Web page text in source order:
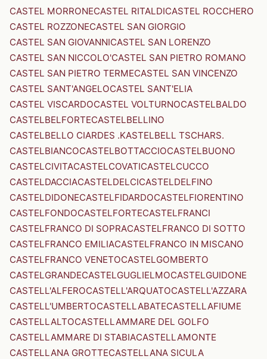
CASTEL MORRONECASTEL RITALDICASTEL ROCCHERO
CASTEL ROZZONECASTEL SAN GIORGIO
CASTEL SAN GIOVANNICASTEL SAN LORENZO
CASTEL SAN NICCOLO'CASTEL SAN PIETRO ROMANO
CASTEL SAN PIETRO TERMECASTEL SAN VINCENZO
CASTEL SANT'ANGELOCASTEL SANT'ELIA
CASTEL VISCARDOCASTEL VOLTURNOCASTELBALDO
CASTELBELFORTECASTELBELLINO
CASTELBELLO CIARDES .KASTELBELL TSCHARS.
CASTELBIANCOCASTELBOTTACCIOCASTELBUONO
CASTELCIVITACASTELCOVATICASTELCUCCO
CASTELDACCIACASTELDELCICASTELDELFINO
CASTELDIDONECASTELFIDARDOCASTELFIORENTINO
CASTELFONDOCASTELFORTECASTELFRANCI
CASTELFRANCO DI SOPRACASTELFRANCO DI SOTTO
CASTELFRANCO EMILIACASTELFRANCO IN MISCANO
CASTELFRANCO VENETOCASTELGOMBERTO
CASTELGRANDECASTELGUGLIELMOCASTELGUIDONE
CASTELL'ALFEROCASTELL'ARQUATOCASTELL'AZZARA
CASTELL'UMBERTOCASTELLABATECASTELLAFIUME
CASTELLALTOCASTELLAMMARE DEL GOLFO
CASTELLAMMARE DI STABIACASTELLAMONTE
CASTELLANA GROTTECASTELLANA SICULA